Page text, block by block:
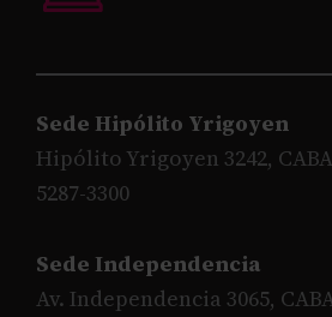
Sede Hipólito Yrigoyen
Hipólito Yrigoyen 3242, CABA
5287-3300
Sede Independencia
Av. Independencia 3065,